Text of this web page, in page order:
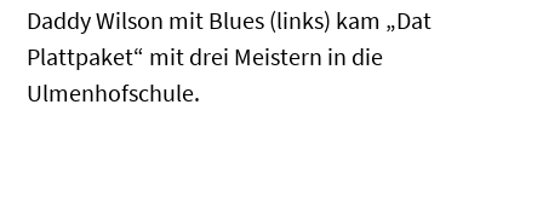
Daddy Wilson mit Blues (links) kam „Dat
Plattpaket“ mit drei Meistern in die
Ulmenhofschule.